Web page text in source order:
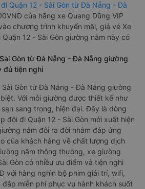
Quận 12 - Sài Gòn từ Đà Nẵng - Đà
của hãng xe Quang Dũng VIP
chương trình khuyến mãi, giá vé Xe
12 - Sài Gòn giường nằm này có
Gòn từ Đà Nẵng - Đà Nẵng giường
đủ tiện nghi
Sài Gòn từ Đà Nẵng - Đà Nẵng giường
Với mỗi giường được thiết kế như
sang trọng, hiện đại. Đây là dòng
đôi đi Quận 12 - Sài Gòn mới xuất hiện
nằm đôi ra đời nhằm đáp ứng
của khách hàng về chất lượng dịch
nằm thông thường, xe giường
Gòn có nhiều ưu điểm và tiện nghi
với hàng nghìn bộ phim giải trí, wifi,
miễn phí phục vụ hành khách suốt